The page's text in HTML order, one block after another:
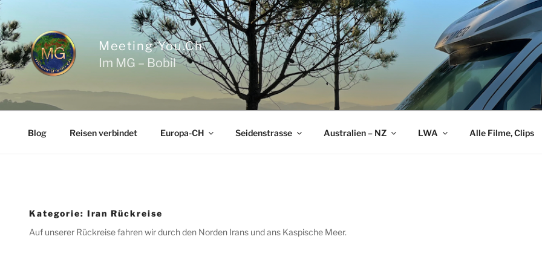
Zum
Inhalt
springen
Meeting-You.ch
Im MG – Bobil
Blog Reisen verbindet Europa-CH Seidenstrasse Australien – NZ LWA Alle Filme, Clips
Kategorie: Iran Rückreise
Auf unserer Rückreise fahren wir durch den Norden Irans und ans Kaspische Meer.